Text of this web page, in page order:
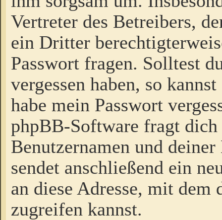
Vertreter des Betreibers,
ein Dritter
Passwort fragen. Solltest
vergessen haben, so
habe mein Passwort
phpBB-Software fragt dich
Benutzernamen und
sendet anschließend ein
an diese Adresse, mit dem
zugreifen kannst.